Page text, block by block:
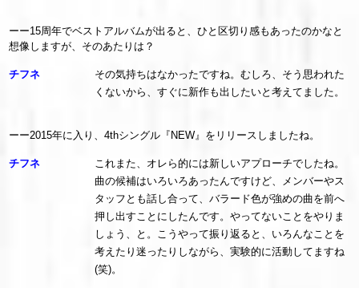
ーー15周年でベストアルバムが出ると、ひと区切り感もあったのかなと
想像しますが、そのあたりは？
チフネ
その気持ちはなかったですね。むしろ、そう思われた
くないから、すぐに新作も出したいと考えてました。
ーー2015年に入り、4thシングル『NEW』をリリースしましたね。
チフネ
これまた、オレら的には新しいアプローチでしたね。
曲の候補はいろいろあったんですけど、メンバーやス
タッフとも話し合って、バラード色が強めの曲を前へ
押し出すことにしたんです。やってないことをやりま
しょう、と。こうやって振り返ると、いろんなことを
考えたり迷ったりしながら、実験的に活動してますね
(笑)。